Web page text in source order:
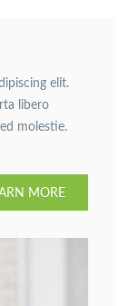
elit.
libero
molestie.
MORE